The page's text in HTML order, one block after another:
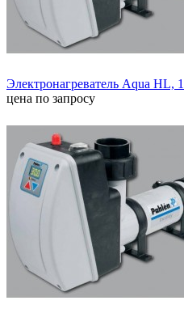
Электронагреватель Aqua HL,
цена по запросу